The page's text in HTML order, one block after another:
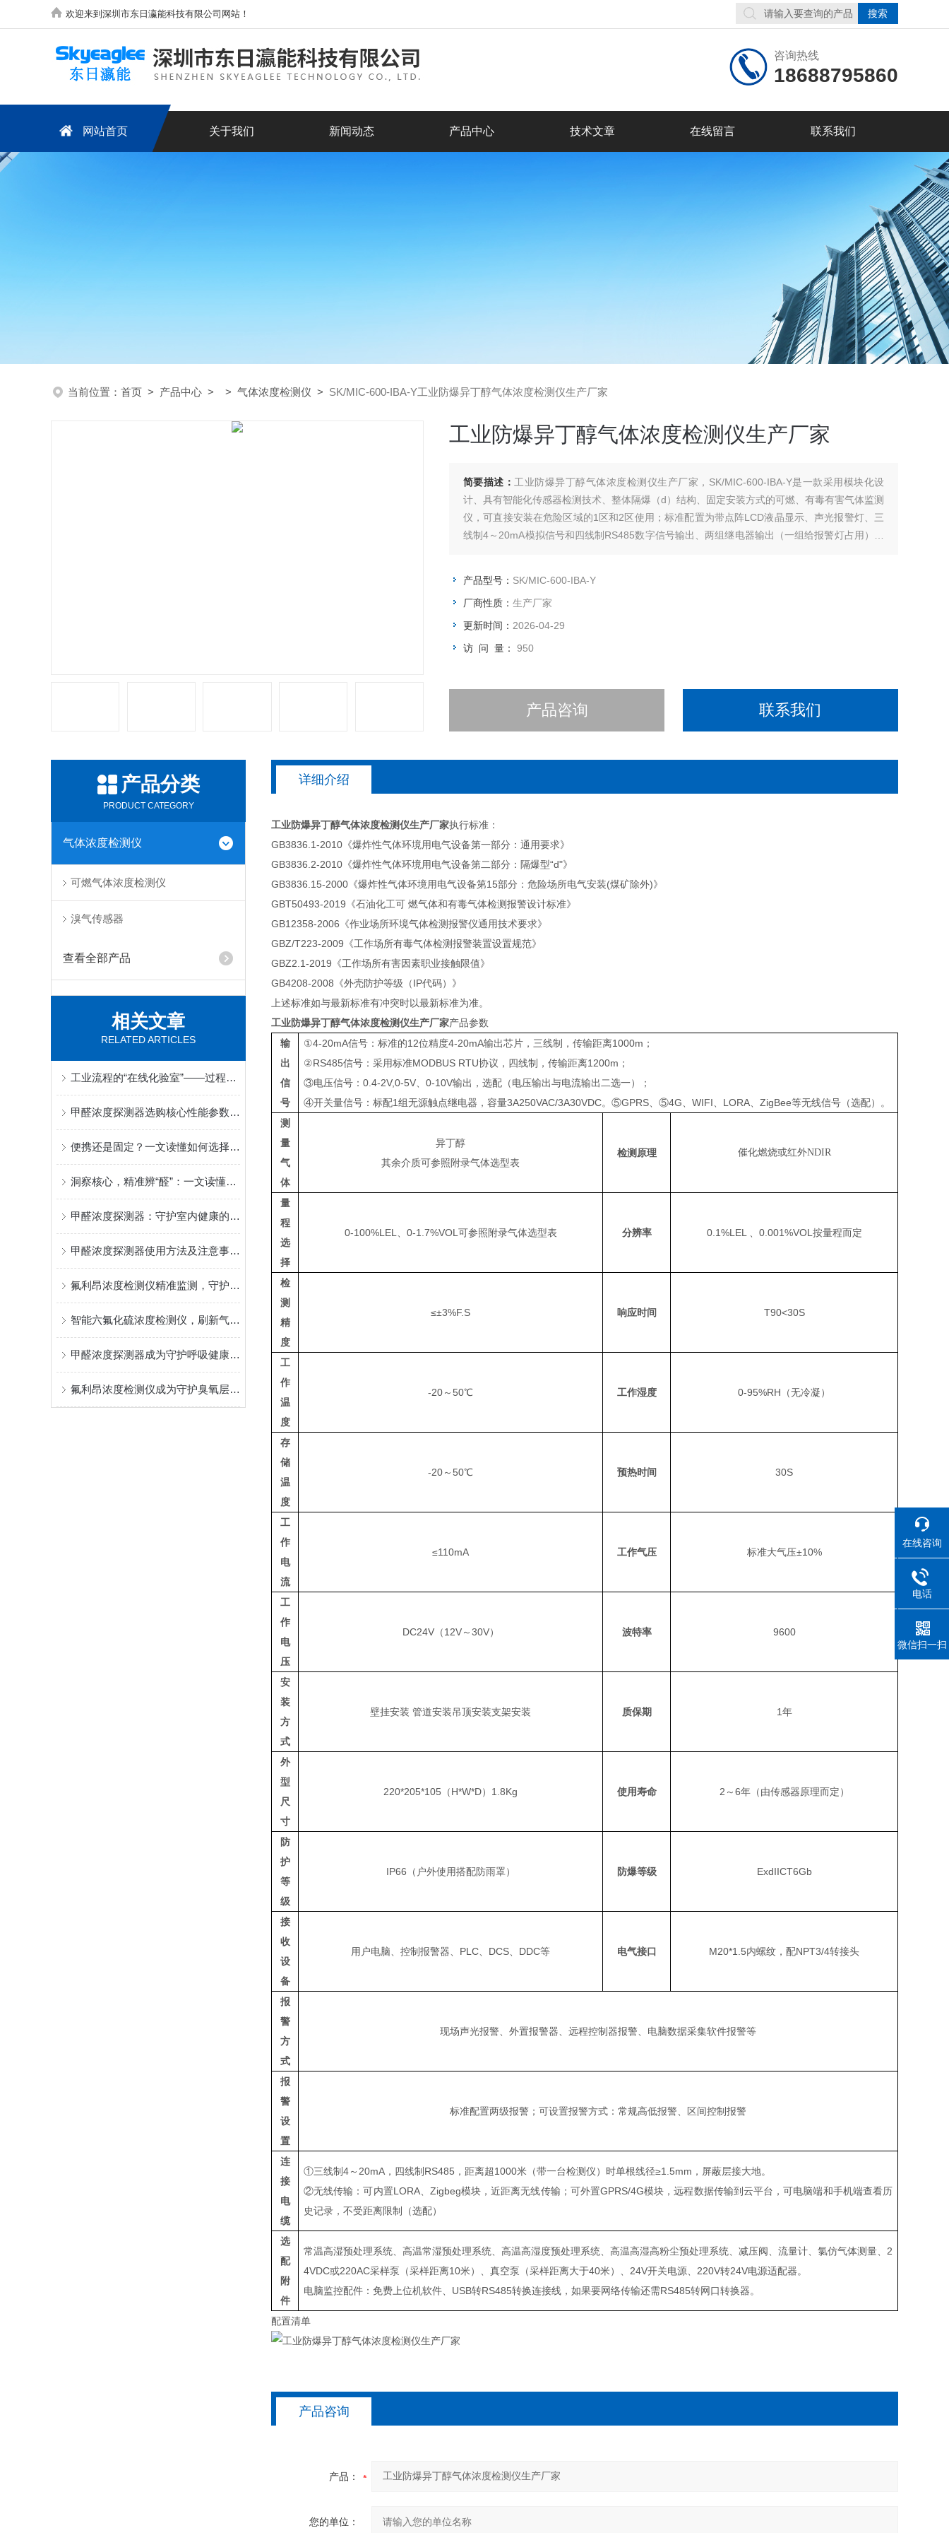
欢迎来到深圳市东日瀛能科技有限公司网站！
咨询热线
18688795860
网站首页 关于我们 新闻动态 产品中心 技术文章 在线留言 联系我们
当前位置： 首页 > 产品中心 > > 气体浓度检测仪 > SK/MIC-600-IBA-Y工业防爆异丁醇气体浓度检测仪生产厂家
工业防爆异丁醇气体浓度检测仪生产厂家
简要描述： 工业防爆异丁醇气体浓度检测仪生产厂家，SK/MIC-600-IBA-Y是一款采用模块化设
计、具有智能化传感器检测技术、整体隔爆（d）结构、固定安装方式的可燃、有毒有害气体监测
仪，可直接安装在危险区域的1区和2区使用；标准配置为带点阵LCD液晶显示、声光报警灯、三
线制4～20mA模拟信号和四线制RS485数字信号输出、两组继电器输出（一组给报警灯占用），
产品型号： SK/MIC-600-IBA-Y
厂商性质： 生产厂家
更新时间： 2026-04-29
访 问 量： 950
产品咨询 联系我们
产品分类
PRODUCT CATEGORY
气体浓度检测仪
可燃气体浓度检测仪
溴气传感器
查看全部产品
相关文章
RELATED ARTICLES
工业流程的“在线化验室”——过程气体分析仪实现生产过程的实时优化与控制
甲醛浓度探测器选购核心性能参数评估
便携还是固定？一文读懂如何选择适合您工况的氟利昂浓度检测仪
洞察核心，精准辨“醛”：一文读懂甲醛探测器的技术核心
甲醛浓度探测器：守护室内健康的隐形卫士
甲醛浓度探测器使用方法及注意事项详解
氟利昂浓度检测仪精准监测，守护环境与安全
智能六氟化硫浓度检测仪，刷新气体监测标准
甲醛浓度探测器成为守护呼吸健康的隐形卫士
氟利昂浓度检测仪成为守护臭氧层的安全卫士
详细介绍
工业防爆异丁醇气体浓度检测仪生产厂家执行标准：
GB3836.1-2010《爆炸性气体环境用电气设备第一部分：通用要求》
GB3836.2-2010《爆炸性气体环境用电气设备第二部分：隔爆型“d"》
GB3836.15-2000《爆炸性气体环境用电气设备第15部分：危险场所电气安装(煤矿除外)》
GBT50493-2019《石油化工可 燃气体和有毒气体检测报警设计标准》
GB12358-2006《作业场所环境气体检测报警仪通用技术要求》
GBZ/T223-2009《工作场所有毒气体检测报警装置设置规范》
GBZ2.1-2019《工作场所有害因素职业接触限值》
GB4208-2008《外壳防护等级（IP代码）》
上述标准如与最新标准有冲突时以最新标准为准。
工业防爆异丁醇气体浓度检测仪生产厂家产品参数
输
出
信
号
①4-20mA信号：标准的12位精度4-20mA输出芯片，三线制，传输距离1000m；
②RS485信号：采用标准MODBUS RTU协议，四线制，传输距离1200m；
③电压信号：0.4-2V,0-5V、0-10V输出，选配（电压输出与电流输出二选一）；
④开关量信号：标配1组无源触点继电器，容量3A250VAC/3A30VDC。⑤GPRS、⑤4G、WIFI、LORA、ZigBee等无线信号（选配）。
测
量
气
体
异丁醇
其余介质可参照附录气体选型表
检测原理 催化燃烧或红外NDIR
量
程
选
择
0-100%LEL、0-1.7%VOL可参照附录气体选型表 分辨率 0.1%LEL 、0.001%VOL按量程而定
检
测
精
度
≤±3%F.S 响应时间 T90<30S
工
作
温
度
-20～50℃ 工作湿度 0-95%RH（无冷凝）
存
储
温
度
-20～50℃ 预热时间 30S
工
作
电
流
≤110mA 工作气压 标准大气压±10%
工
作
电
压
DC24V（12V～30V） 波特率 9600
安
装
方
式
壁挂安装 管道安装吊顶安装支架安装 质保期 1年
外
型
尺
寸
220*205*105（H*W*D）1. 8Kg 使用寿命 2～6年（由传感器原理而定）
防
护
等
级
IP66（户外使用搭配防雨罩） 防爆等级 ExdIICT6Gb
接
收
设
备
用户电脑、控制报警器、PLC、DCS、DDC等 电气接口 M20*1.5内螺纹，配NPT3/4转接头
报
警
方
式
现场声光报警、外置报警器、远程控制器报警、电脑数据采集软件报警等
报
警
设
置
标准配置两级报警；可设置报警方式：常规高低报警、区间控制报警
连
接
电
缆
①三线制4～20mA，四线制RS485，距离超1000米（带一台检测仪）时单根线径≥1.5mm，屏蔽层接大地。
②无线传输：可内置LORA、Zigbeg模块，近距离无线传输；可外置GPRS/4G模块，远程数据传输到云平台，可电脑端和手机端查看历
史记录，不受距离限制（选配）
选
配
附
件
常温高湿预处理系统、高温常湿预处理系统、高温高湿度预处理系统、高温高湿高粉尘预处理系统、减压阀、流量计、氯仿气体测量、2
4VDC或220AC采样泵（采样距离10米）、真空泵（采样距离大于40米）、24V开关电源、220V转24V电源适配器。
电脑监控配件：免费上位机软件、USB转RS485转换连接线，如果要网络传输还需RS485转网口转换器。
配置清单
产品咨询
产品：
您的单位：
在线咨询
电话
微信扫一扫